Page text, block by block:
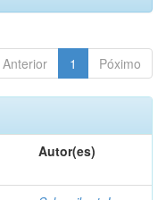
Anterior 1 Póximo
Autor(es)